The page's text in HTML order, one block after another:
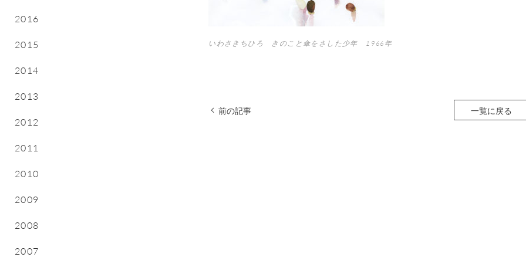
いわさきちひろ きのこと傘をさした少年 1966年
前の記事 一覧に戻る
2016
2015
2014
2013
2012
2011
2010
2009
2008
2007